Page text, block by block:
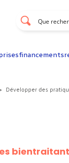
financements
Développer des